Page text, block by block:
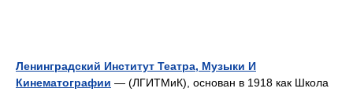
Ленинградский Институт Театра, Музыки И
Кинематографии — (ЛГИТМиК), основан в 1918 как Школа